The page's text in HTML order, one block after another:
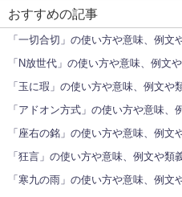
おすすめの記事
「一切合切」の使い方や意味、例文
「N放世代」の使い方や意味、例文
「玉に瑕」の使い方や意味、例文や
「アドオン方式」の使い方や意味、
「座右の銘」の使い方や意味、例文
「狂言」の使い方や意味、例文や類
「寒九の雨」の使い方や意味、例文